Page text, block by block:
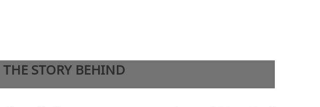
THE STORY BEHIND